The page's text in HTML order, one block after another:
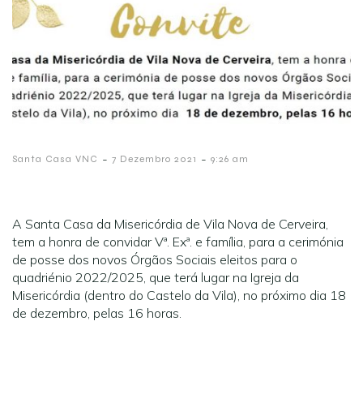
Santa Casa VNC - 7 Dezembro 2021 - 9:26 am
A Santa Casa da Misericórdia de Vila Nova de Cerveira,
tem a honra de convidar Vª. Exª. e família, para a cerimónia
de posse dos novos Órgãos Sociais eleitos para o
quadriénio 2022/2025, que terá lugar na Igreja da
Misericórdia (dentro do Castelo da Vila), no próximo dia 18
de dezembro, pelas 16 horas.